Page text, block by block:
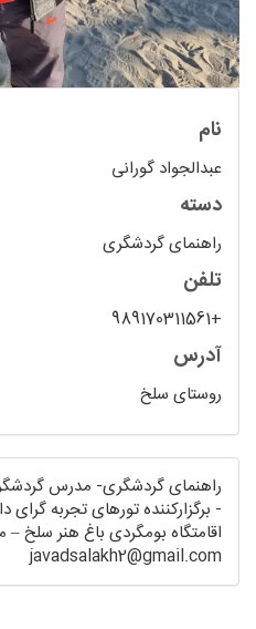
نام
عبدالجواد گورانی
دسته
راهنمای گردشگری
تلفن
+989170311561
آدرس
روستای سلخ
راهنمای گردشگری- مدرس
- برگزارکننده تورهای تجربه
اقامتگاه بومگردی باغ هنر سلخ
javadsalakh2@gmail.com